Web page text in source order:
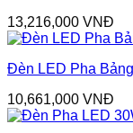
13,216,000 VNĐ
Đèn LED Pha
10,661,000 VNĐ